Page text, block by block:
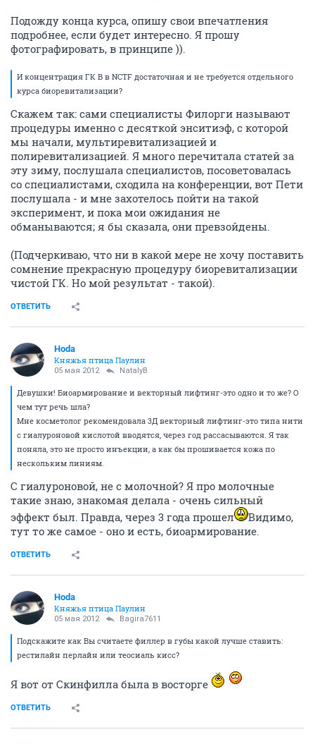
Подожду конца курса, опишу свои впечатления
подробнее, если будет интересно. Я прошу
фотографировать, в принципе )).
И концентрация ГК В в NCTF достаточная и не требуется отдельного
курса биоревитализации?
Скажем так: сами специалисты Филорги называют
процедуры именно с десяткой энситиэф, с которой
мы начали, мультиревитализацией и
полиревитализацией. Я много перечитала статей за
эту зиму, послушала специалистов, посоветовалась
со специалистами, сходила на конференции, вот Пети
послушала - и мне захотелось пойти на такой
эксперимент, и пока мои ожидания не
обманываются; я бы сказала, они превзойдены.
(Подчеркиваю, что ни в какой мере не хочу поставить
сомнение прекрасную процедуру биоревитализации
чистой ГК. Но мой результат - такой).
ОТВЕТИТЬ
Hoda
Княжья птица Паулин
05 мая 2012 NatalyB
Девушки! Биоармирование и векторный лифтинг-это одно и то же? О
чем тут речь шла?
Мне косметолог рекомендовала 3Д векторный лифтинг-это типа нити
с гиалуроновой кислотой вводятся, через год рассасываются. Я так
поняла, это не просто инъекции, а как бы прошивается кожа по
нескольким линиям.
С гиалуроновой, не с молочной? Я про молочные
такие знаю, знакомая делала - очень сильный
эффект был. Правда, через 3 года прошел
Видимо,
тут то же самое - оно и есть, биоармирование.
ОТВЕТИТЬ
Hoda
Княжья птица Паулин
05 мая 2012 Bagira7611
Подскажите как Вы считаете филлер в губы какой лучше ставить:
рестилайн перлайн или теосиаль кисс?
Я вот от Скинфилла была в восторге
ОТВЕТИТЬ